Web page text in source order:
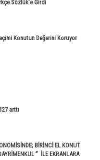
Sözlük’e Girdi
Konutun Değerini Koruyor
arttı
BİRİNCİ EL KONUT
” İLE EKRANLARA